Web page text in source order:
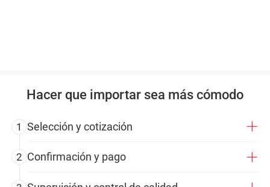
Hacer que importar sea más cómodo
1 Selección y cotización
2 Confirmación y pago